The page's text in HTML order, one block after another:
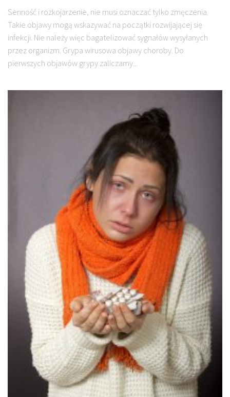
Senność i rozkojarzenie, nie musi oznaczać tylko zmęczenia.
Takie objawy mogą wskazywać na początki rozwijającej się
infekcji. Nie należy więc bagatelizować sygnałów wysyłanych
przez organizm. Grypa wirusowa objawy choroby. Do
pierwszych objawów grypy zaliczamy...